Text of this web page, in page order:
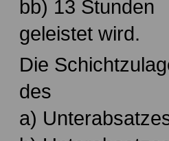
bb) 13 Stunden
geleistet wird.
Die
des
a)